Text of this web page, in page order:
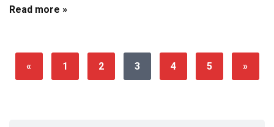
Read more »
« 1 2 3 4 5 »